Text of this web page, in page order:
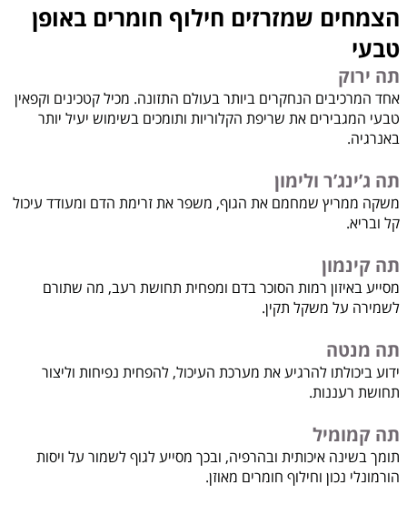
הצמחים שמזרזים חילוף חומרים באופן
טבעי
תה ירוק
אחד המרכיבים הנחקרים ביותר בעולם התזונה. מכיל קטכינים וקפאין
טבעי המגבירים את שריפת הקלוריות ותומכים בשימוש יעיל יותר
באנרגיה.
תה ג’ינג’ר ולימון
משקה ממריץ שמחמם את הגוף, משפר את זרימת הדם ומעודד עיכול
קל ובריא.
תה קינמון
מסייע באיזון רמות הסוכר בדם ומפחית תחושת רעב, מה שתורם
לשמירה על משקל תקין.
תה מנטה
ידוע ביכולתו להרגיע את מערכת העיכול, להפחית נפיחות וליצור
תחושת רעננות.
תה קמומיל
תומך בשינה איכותית ובהרפיה, ובכך מסייע לגוף לשמור על ויסות
הורמונלי נכון וחילוף חומרים מאוזן.